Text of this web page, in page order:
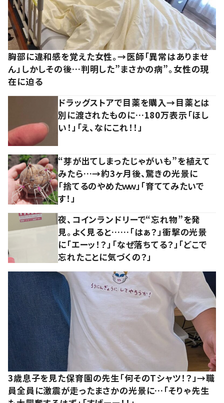
胸部に違和感を覚えた女性。→医師「異常はありませ
ん」しかしその後…判明した”まさかの病”。女性の現
在に迫る
ドラッグストアで目薬を購入→目薬とは
別に渡されたものに…180万表示「ほし
い！」「え、なにこれ！！」
“芽が出てしまったじゃがいも”を植えて
みたら…→約3ヶ月後、驚きの光景に
「捨てるのやめたｗｗ」「育ててみたいで
す！」
夜、コインランドリーで“忘れ物”を発
見。よく見ると……「はぁ？」衝撃の光景
に「エーッ！？」「なぜ落ちてる？」「どこで
忘れたことに気づくの？」
3歳息子を見た保育園の先生「何そのTシャツ！？」→職
員全員に激震が走ったまさかの光景に…「そりゃ先生